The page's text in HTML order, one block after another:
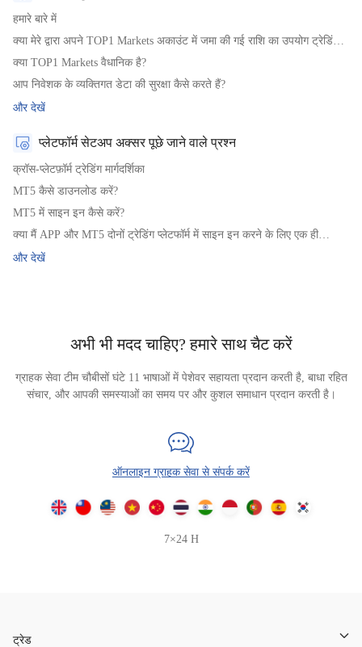
हमारे बारे में
क्या मेरे द्वारा अपने TOP1 Markets अकाउंट में जमा की गई राशि का उपयोग ट्रेडिंग
के अलावा किसी और चीज के रूप में किया जाएगा?
क्या TOP1 Markets वैधानिक है?
आप निवेशक के व्यक्तिगत डेटा की सुरक्षा कैसे करते हैं?
और देखें
प्लेटफॉर्म सेटअप अक्सर पूछे जाने वाले प्रश्न
क्रॉस-प्लेटफ़ॉर्म ट्रेडिंग मार्गदर्शिका
MT5 कैसे डाउनलोड करें?
MT5 में साइन इन कैसे करें?
क्या मैं APP और MT5 दोनों ट्रेडिंग प्लेटफॉर्म में साइन इन करने के लिए एक ही
अकाउंट का उपयोग कर सकता हूँ?
और देखें
अभी भी मदद चाहिए? हमारे साथ चैट करें
ग्राहक सेवा टीम चौबीसों घंटे 11 भाषाओं में पेशेवर सहायता प्रदान करती है, बाधा रहित
संचार, और आपकी समस्याओं का समय पर और कुशल समाधान प्रदान करती है।
ऑनलाइन ग्राहक सेवा से संपर्क करें
7×24 H
ट्रेड